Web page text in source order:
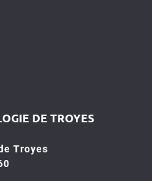
DE TROYES
Troyes